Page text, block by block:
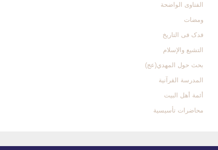
الفتاوی الواضحة
ومضات
فدک فی التاریخ
التشیع والإسلام
بحث حول المهدي(عج)
المدرسة القرآنیة
أئمة أهل البیت
محاضرات تأسیسیة